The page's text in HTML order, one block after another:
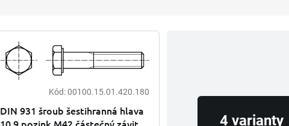
Kód:00100.15.01.420.180
DIN 931 šroub šestihranná hlava
4 varianty